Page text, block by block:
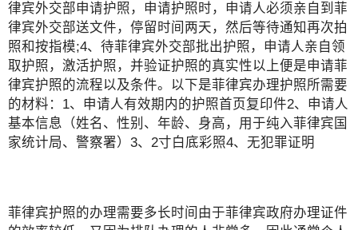
律宾外交部申请护照，申请护照时，申请人必须亲自到菲
律宾外交部送文件，停留时间两天，然后等待通知再次拍
照和按指模;4、待菲律宾外交部批出护照，申请人亲自领
取护照，激活护照，并验证护照的真实性以上便是申请菲
律宾护照的流程以及条件。以下是菲律宾办理护照所需要
的材料：1、申请人有效期内的护照首页复印件2、申请人
基本信息（姓名、性别、年龄、身高，用于纯入菲律宾国
家统计局、警察署）3、2寸白底彩照4、无犯罪证明
菲律宾护照的办理需要多长时间由于菲律宾政府办理证件